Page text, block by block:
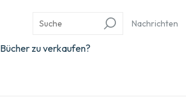
Bücher zu verkaufen?
Nachrichten